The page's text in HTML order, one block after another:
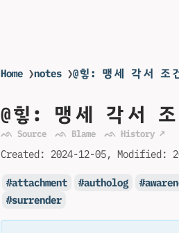
Home ❯notes ❯@힣: 맹세 각서 조
@힣: 맹세 각서
ᨒ Source ᨒ Blame ᨒ History ↗
Created: 2024-12-05 Modified:
attachment autholog
surrender